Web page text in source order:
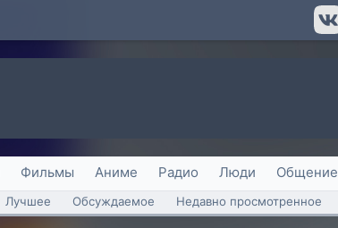
Фильмы Аниме Радио Люди Общение
Лучшее Обсуждаемое Недавно просмотренное